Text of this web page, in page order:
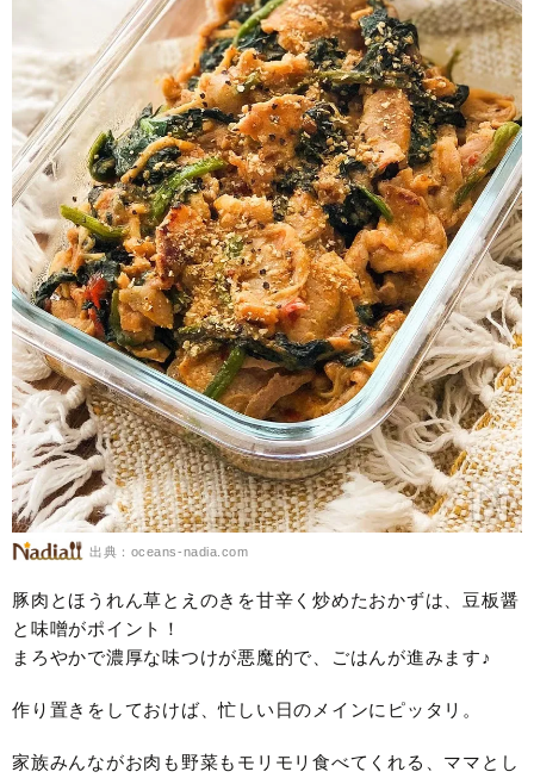
出典：oceans-nadia.com
豚肉とほうれん草とえのきを甘辛く炒めたおかずは、豆板醤
と味噌がポイント！
まろやかで濃厚な味つけが悪魔的で、ごはんが進みます♪
作り置きをしておけば、忙しい日のメインにピッタリ。
家族みんながお肉も野菜もモリモリ食べてくれる、ママとし